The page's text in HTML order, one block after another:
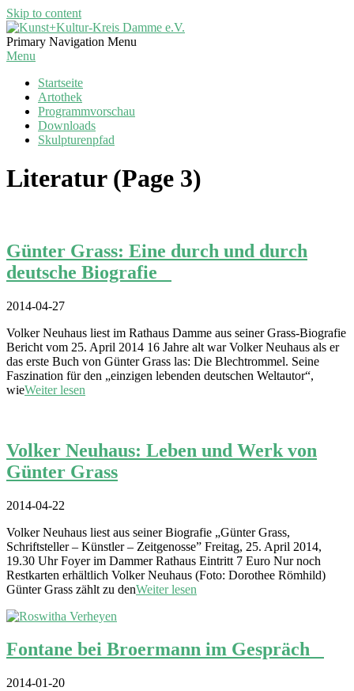
Skip to content
Kunst+Kultur-
Kreis
Primary Navigation Menu
Menu
Startseite
Artothek
Programmvorschau
Downloads
Skulpturenpfad
Literatur (Page 3)
Günter Grass: Eine durch und durch
deutsche Biografie
2014-04-27
Volker Neuhaus liest im Rathaus Damme aus seiner Grass-Biografie
Bericht vom 25. April 2014 16 Jahre alt war Volker Neuhaus als er
das erste Buch von Günter Grass las: Die Blechtrommel. Seine
Faszination für den „einzigen lebenden deutschen Weltautor“,
wieWeiter lesen
Volker Neuhaus: Leben und Werk von
Günter Grass
2014-04-22
Volker Neuhaus liest aus seiner Biografie „Günter Grass,
Schriftsteller – Künstler – Zeitgenosse” Freitag, 25. April 2014,
19.30 Uhr Foyer im Dammer Rathaus Eintritt 7 Euro Nur noch
Restkarten erhältlich Volker Neuhaus (Foto: Dorothee Römhild)
Günter Grass zählt zu denWeiter lesen
Fontane bei Broermann im Gespräch
2014-01-20